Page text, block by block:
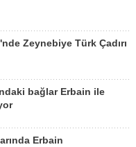
Zeynebiye Türk Çadırı
bağlar Erbain ile
Erbain